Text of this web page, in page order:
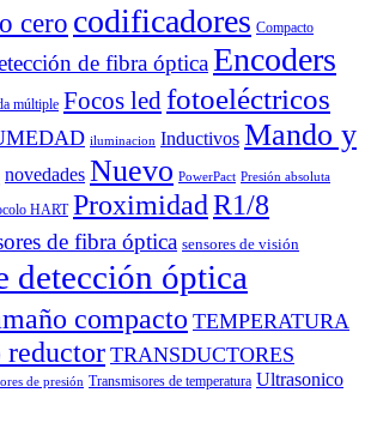
cero codificadores Compacto
de fibra ópticaEncoders
múltiple Focos led fotoeléctricos
iluminacion Inductivos Mando y
novedades Nuevo PowerPact Presión absoluta
HART ProximidadR1/8
de fibra óptica sensores de visión
detección óptica
compacto TEMPERATURA
reductor TRANSDUCTORES
de presión Transmisores de temperatura Ultrasonico